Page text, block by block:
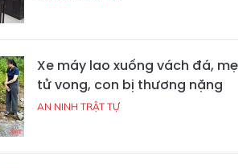
Xe máy lao xuống vách đá, mẹ
tử vong, con bị thương nặng
AN NINH TRẬT TỰ